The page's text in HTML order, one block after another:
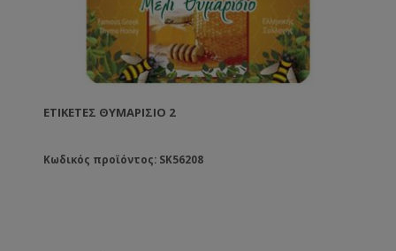
ΕΤΙΚΈΤΕΣ ΘΥΜΑΡΊΣΙΟ 2
Κωδικός προϊόντος: SK56208